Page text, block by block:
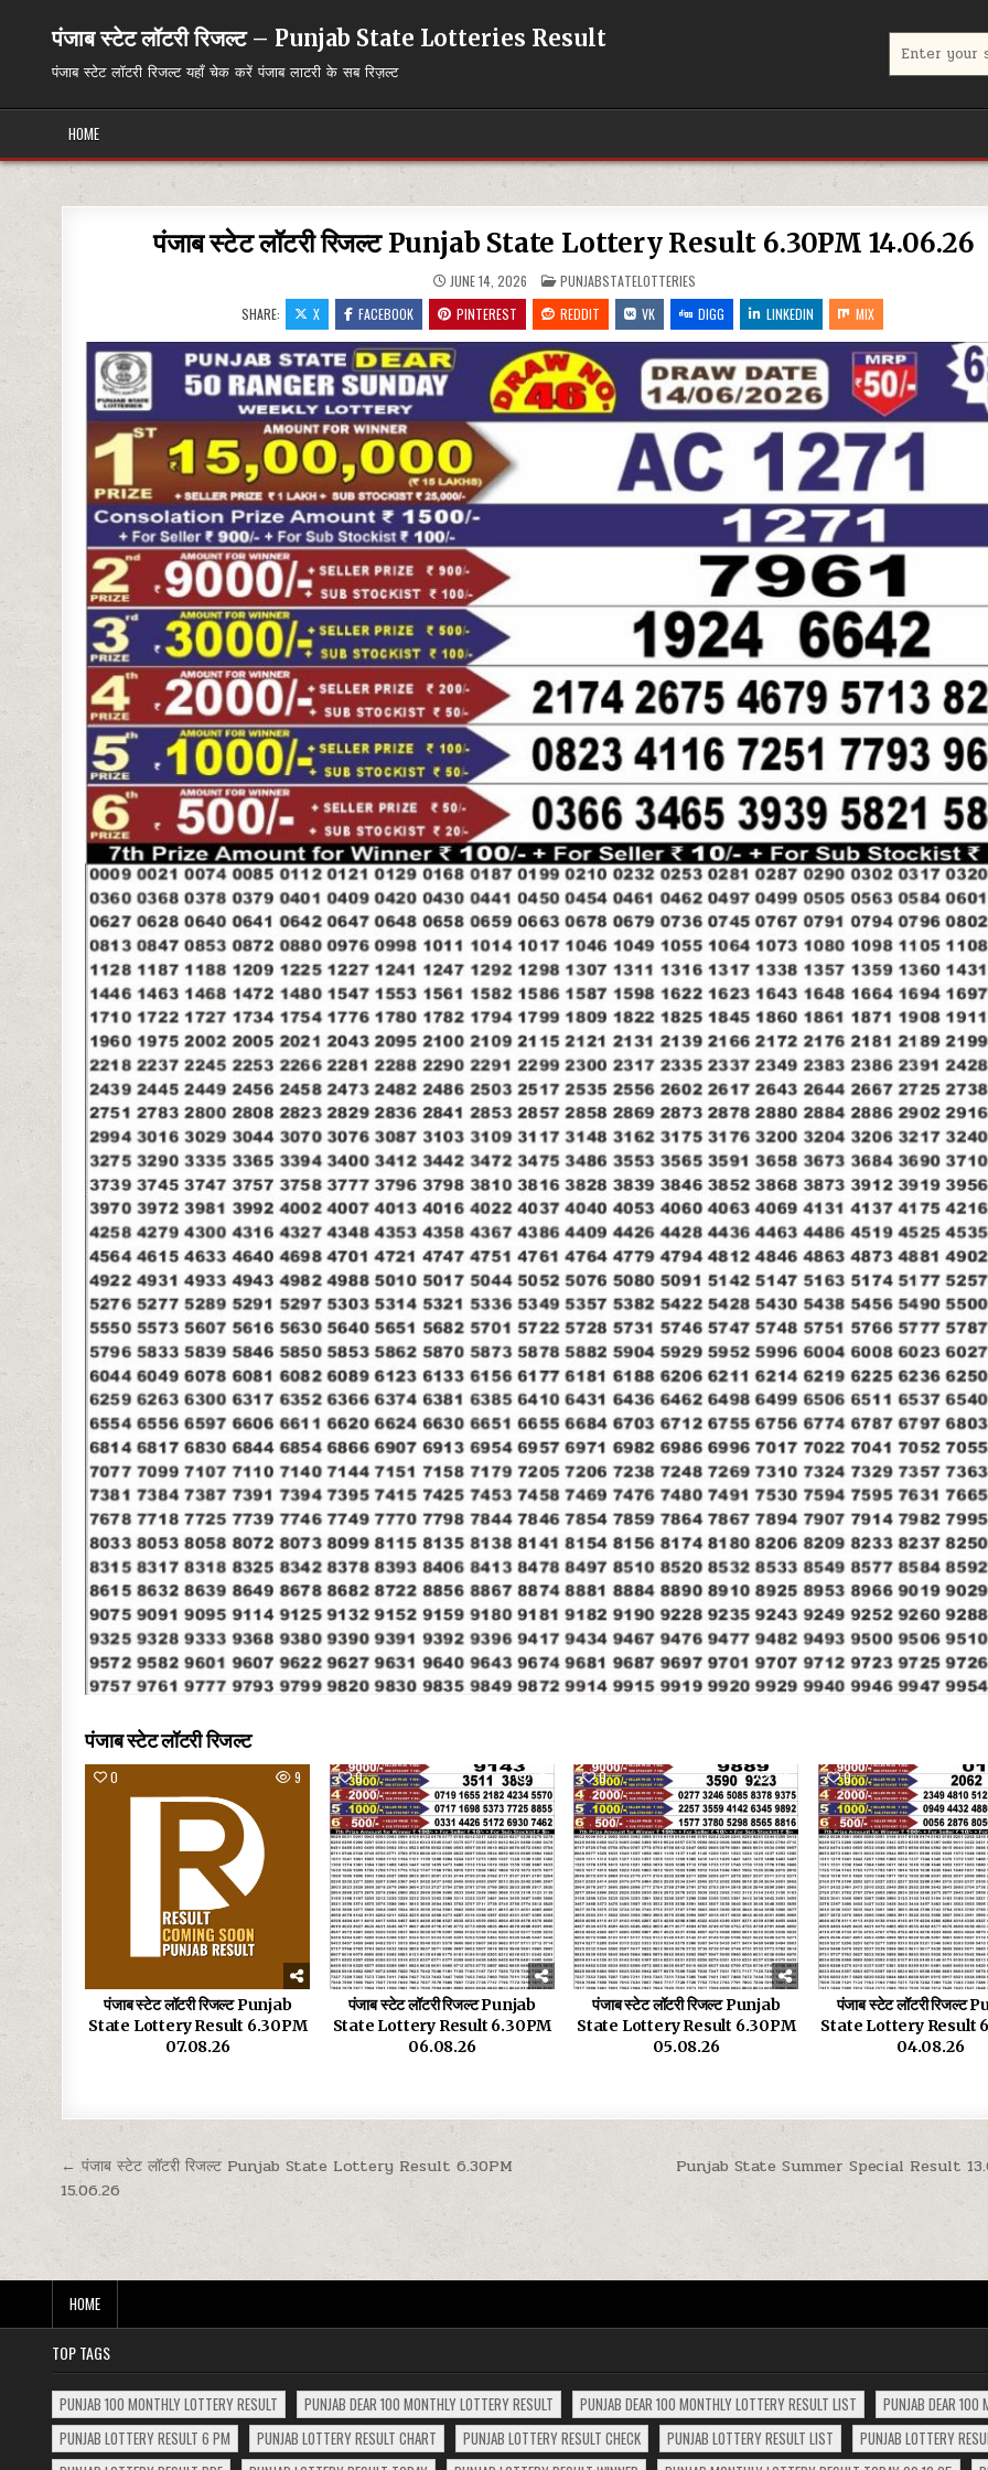
पंजाब स्टेट लॉटरी रिजल्ट – Punjab State Lotteries Result
पंजाब स्टेट लॉटरी रिजल्ट यहाँ चेक करें पंजाब लाटरी के सब रिज़ल्ट
for:
HOME
पंजाब स्टेट लॉटरी रिजल्ट Punjab State Lottery Result 6.30PM 14.06.26
JUNE 14, 2026 POSTED
IN
PUNJABSTATELOTTERIES
SHARE:
X FACEBOOK PINTEREST REDDIT VK DIGG LINKEDIN MIX
पंजाब स्टेट लॉटरी रिजल्ट
0 9
पंजाब स्टेट लॉटरी रिजल्ट Punjab
State Lottery Result 6.30PM
07.08.26
0 21
पंजाब स्टेट लॉटरी रिजल्ट Punjab
State Lottery Result 6.30PM
06.08.26
0 23
पंजाब स्टेट लॉटरी रिजल्ट Punjab
State Lottery Result 6.30PM
05.08.26
0
पंजाब स्टेट लॉटरी रिजल्ट
State Lottery Result
04.08.26
Post
navigation
Punjab State Summer Special Result
← पंजाब स्टेट लॉटरी रिजल्ट Punjab State Lottery Result 6.30PM
15.06.26
HOME
TOP TAGS
PUNJAB 100 MONTHLY LOTTERY RESULT PUNJAB DEAR 100 MONTHLY LOTTERY RESULT PUNJAB DEAR 100 MONTHLY LOTTERY RESULT LIST
PUNJAB DEAR 100
PUNJAB LOTTERY RESULT 6 PM
PUNJAB LOTTERY RESULT CHART PUNJAB LOTTERY RESULT CHECK PUNJAB LOTTERY RESULT LIST
PUNJAB LOTTERY